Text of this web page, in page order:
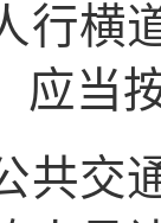
行横
应当
交通